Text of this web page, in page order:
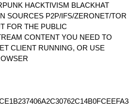
HACKTIVISM BLACKHAT
SOURCES P2P/IFS/ZERONET/TOR
FOR THE PUBLIC
CONTENT YOU NEED TO
CLIENT RUNNING, OR USE